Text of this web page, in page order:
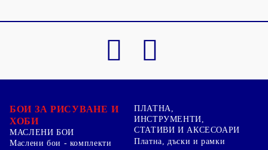
БОИ ЗА РИСУВАНЕ И
ХОБИ
МАСЛЕНИ БОИ
Маслени бои - комплекти
ПЛАТНА,
ИНСТРУМЕНТИ,
СТАТИВИ И АКСЕСОАРИ
Платна, дъски и рамки